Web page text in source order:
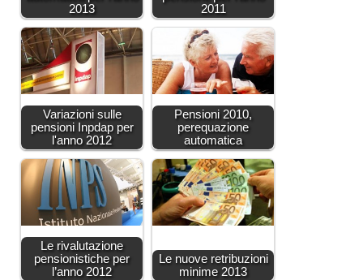
2013
2011
Variazioni sulle
pensioni Inpdap per
l'anno 2012
Pensioni 2010,
perequazione
automatica
Le rivalutazione
pensionistiche per
l’anno 2012
Le nuove retribuzioni
minime 2013